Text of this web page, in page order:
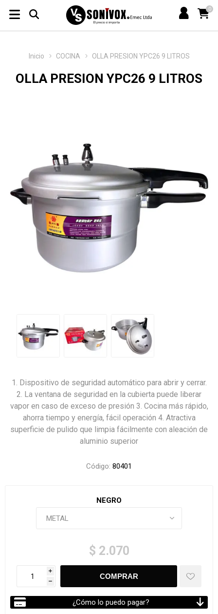
0
Inicio COCINA OLLA PRESION YPC26 9 LITROS
OLLA PRESION YPC26 9 LITROS
1. Dispositivo de seguridad automático para abrir y cerrar.
2. La ventana de seguridad en la cubierta puede liberar
vapor en caso de exceso de presión 3. Cocina más rápido,
ahorra tiempo y energía, fácil operación 4. Atractiva
superficie de pulido que limpia fácilmente con aleación de
aluminio superior
Código: 80401
NEGRO
$ 2.070
i
h
¿Cómo lo puedo pagar?